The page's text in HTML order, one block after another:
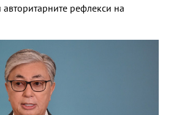
рефлекси на